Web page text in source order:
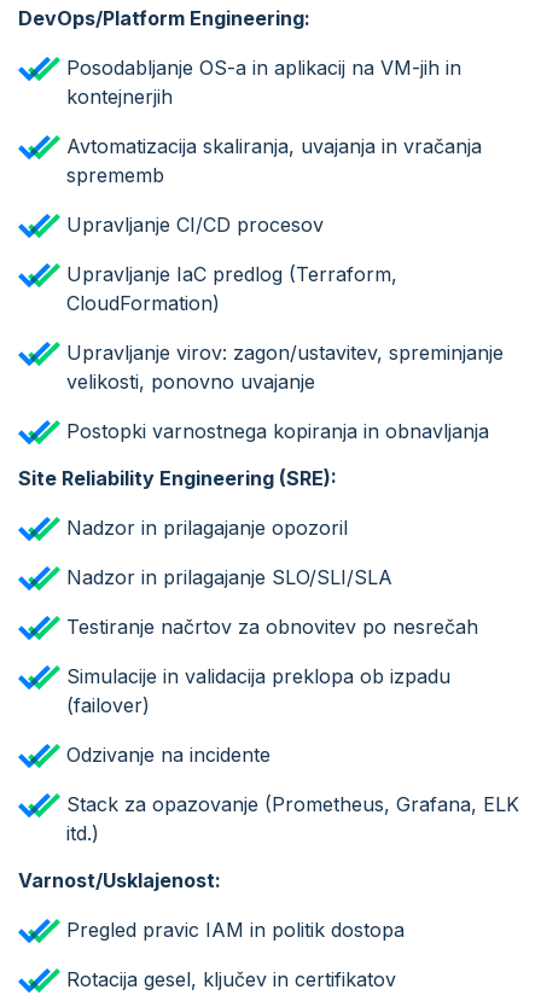
DevOps/Platform Engineering:
Posodabljanje OS-a in aplikacij na VM-jih in
kontejnerjih
Avtomatizacija skaliranja, uvajanja in vračanja
sprememb
Upravljanje CI/CD procesov
Upravljanje IaC predlog (Terraform,
CloudFormation)
Upravljanje virov: zagon/ustavitev, spreminjanje
velikosti, ponovno uvajanje
Postopki varnostnega kopiranja in obnavljanja
Site Reliability Engineering (SRE):
Nadzor in prilagajanje opozoril
Nadzor in prilagajanje SLO/SLI/SLA
Testiranje načrtov za obnovitev po nesrečah
Simulacije in validacija preklopa ob izpadu
(failover)
Odzivanje na incidente
Stack za opazovanje (Prometheus, Grafana, ELK
itd.)
Varnost/Usklajenost:
Pregled pravic IAM in politik dostopa
Rotacija gesel, ključev in certifikatov